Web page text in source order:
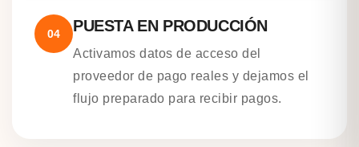
04 PUESTA EN PRODUCCIÓN
Activamos datos de acceso del
proveedor de pago reales y dejamos el
flujo preparado para recibir pagos.